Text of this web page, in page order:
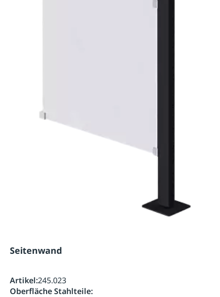
Seitenwand
Artikel:245.023
Oberfläche Stahlteile: